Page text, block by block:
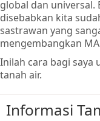
global dan universal.
disebabkan kita
sastrawan yang
mengembangkan
Inilah cara bagi saya
tanah air.
Informasi